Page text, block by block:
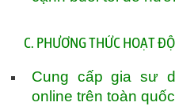
C. PHƯƠNG THỨC HOẠT
Cung cấp gia sư
online trên toàn quốc